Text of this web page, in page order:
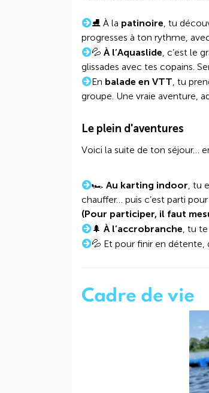
⛸️ À la patinoire, tu
progresses à ton rythme,
💦 À l’Aquaslide, c’est le
glissades avec tes copains.
En balade en VTT, tu
groupe. Une vraie aventure,
Le plein d'aventures
Voici la suite de ton séjour…
🏎️ Au karting indoor, tu
chauffer… puis c’est parti
(Pour participer, il faut
🌲 À l’accrobranche, tu
💦 Et pour finir en détente,
Cadre de vie